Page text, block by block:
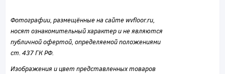
Фотографии, размещённые на сайте wvfloor.ru,
носят ознакомительный характер и не являются
публичной офертой, определяемой положениями
ст. 437 ГК РФ.
Изображения и цвет представленных товаров